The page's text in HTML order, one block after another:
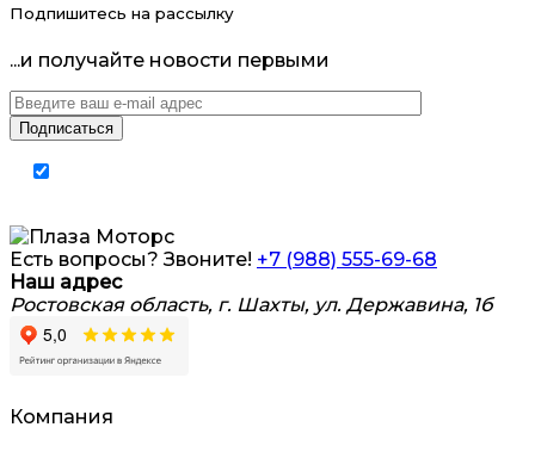
Подпишитесь на рассылку
...и получайте новости первыми
Есть вопросы? Звоните! +7 (988) 555-69-68
Наш адрес
Ростовская область, г. Шахты, ул. Державина, 1б
Компания